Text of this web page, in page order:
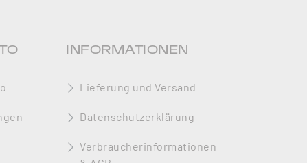
INFORMATIONEN
Lieferung und Versand
Datenschutzerklärung
Verbraucherinformationen